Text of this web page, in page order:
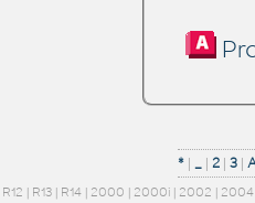
* | _ |2 |3 |
R12 | R13| R14| 2000 | 2000i| 2002 | 2004